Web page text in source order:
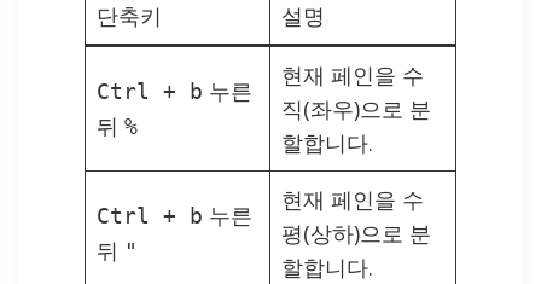
단축키 설명
Ctrl + b 누른
뒤 %
현재 페인을 수
직(좌우)으로 분
할합니다.
Ctrl + b 누른
뒤 "
현재 페인을 수
평(상하)으로 분
할합니다.